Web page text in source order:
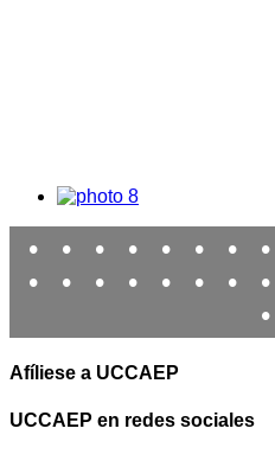
• • • • • • • •
•
• • • • • • •
•
Afíliese a UCCAEP
UCCAEP en redes sociales